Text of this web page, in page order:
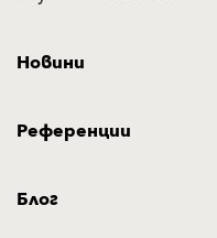
Новини
Референции
Блог